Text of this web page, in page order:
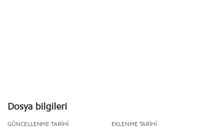
Dosya bilgileri
GÜNCELLENME TARIHI EKLENME TARIHI